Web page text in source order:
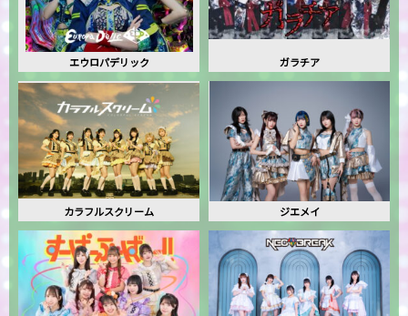
エウロパデリック ガラチア
カラフルスクリーム ジエメイ